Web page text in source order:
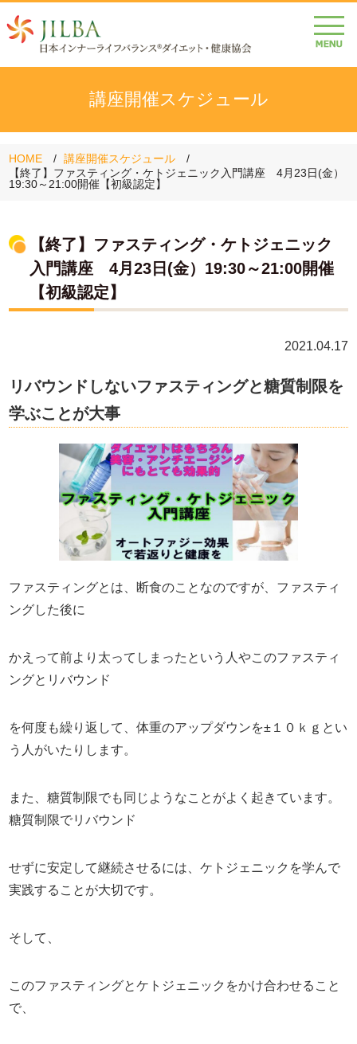
講座開催スケジュール
HOME
講座開催スケジュール
【終了】ファスティング・ケトジェニック入門講座 4月23日(金）
19:30～21:00開催【初級認定】
【終了】ファスティング・ケトジェニック
入門講座 4月23日(金）19:30～21:00開催
【初級認定】
2021.04.17
リバウンドしないファスティングと糖質制限を
学ぶことが大事
ファスティングとは、断食のことなのですが、ファスティ
ングした後に
かえって前より太ってしまったという人やこのファスティ
ングとリバウンド
を何度も繰り返して、体重のアップダウンを±１０ｋｇとい
う人がいたりします。
また、糖質制限でも同じようなことがよく起きています。
糖質制限でリバウンド
せずに安定して継続させるには、ケトジェニックを学んで
実践することが大切です。
そして、
このファスティングとケトジェニックをかけ合わせること
で、